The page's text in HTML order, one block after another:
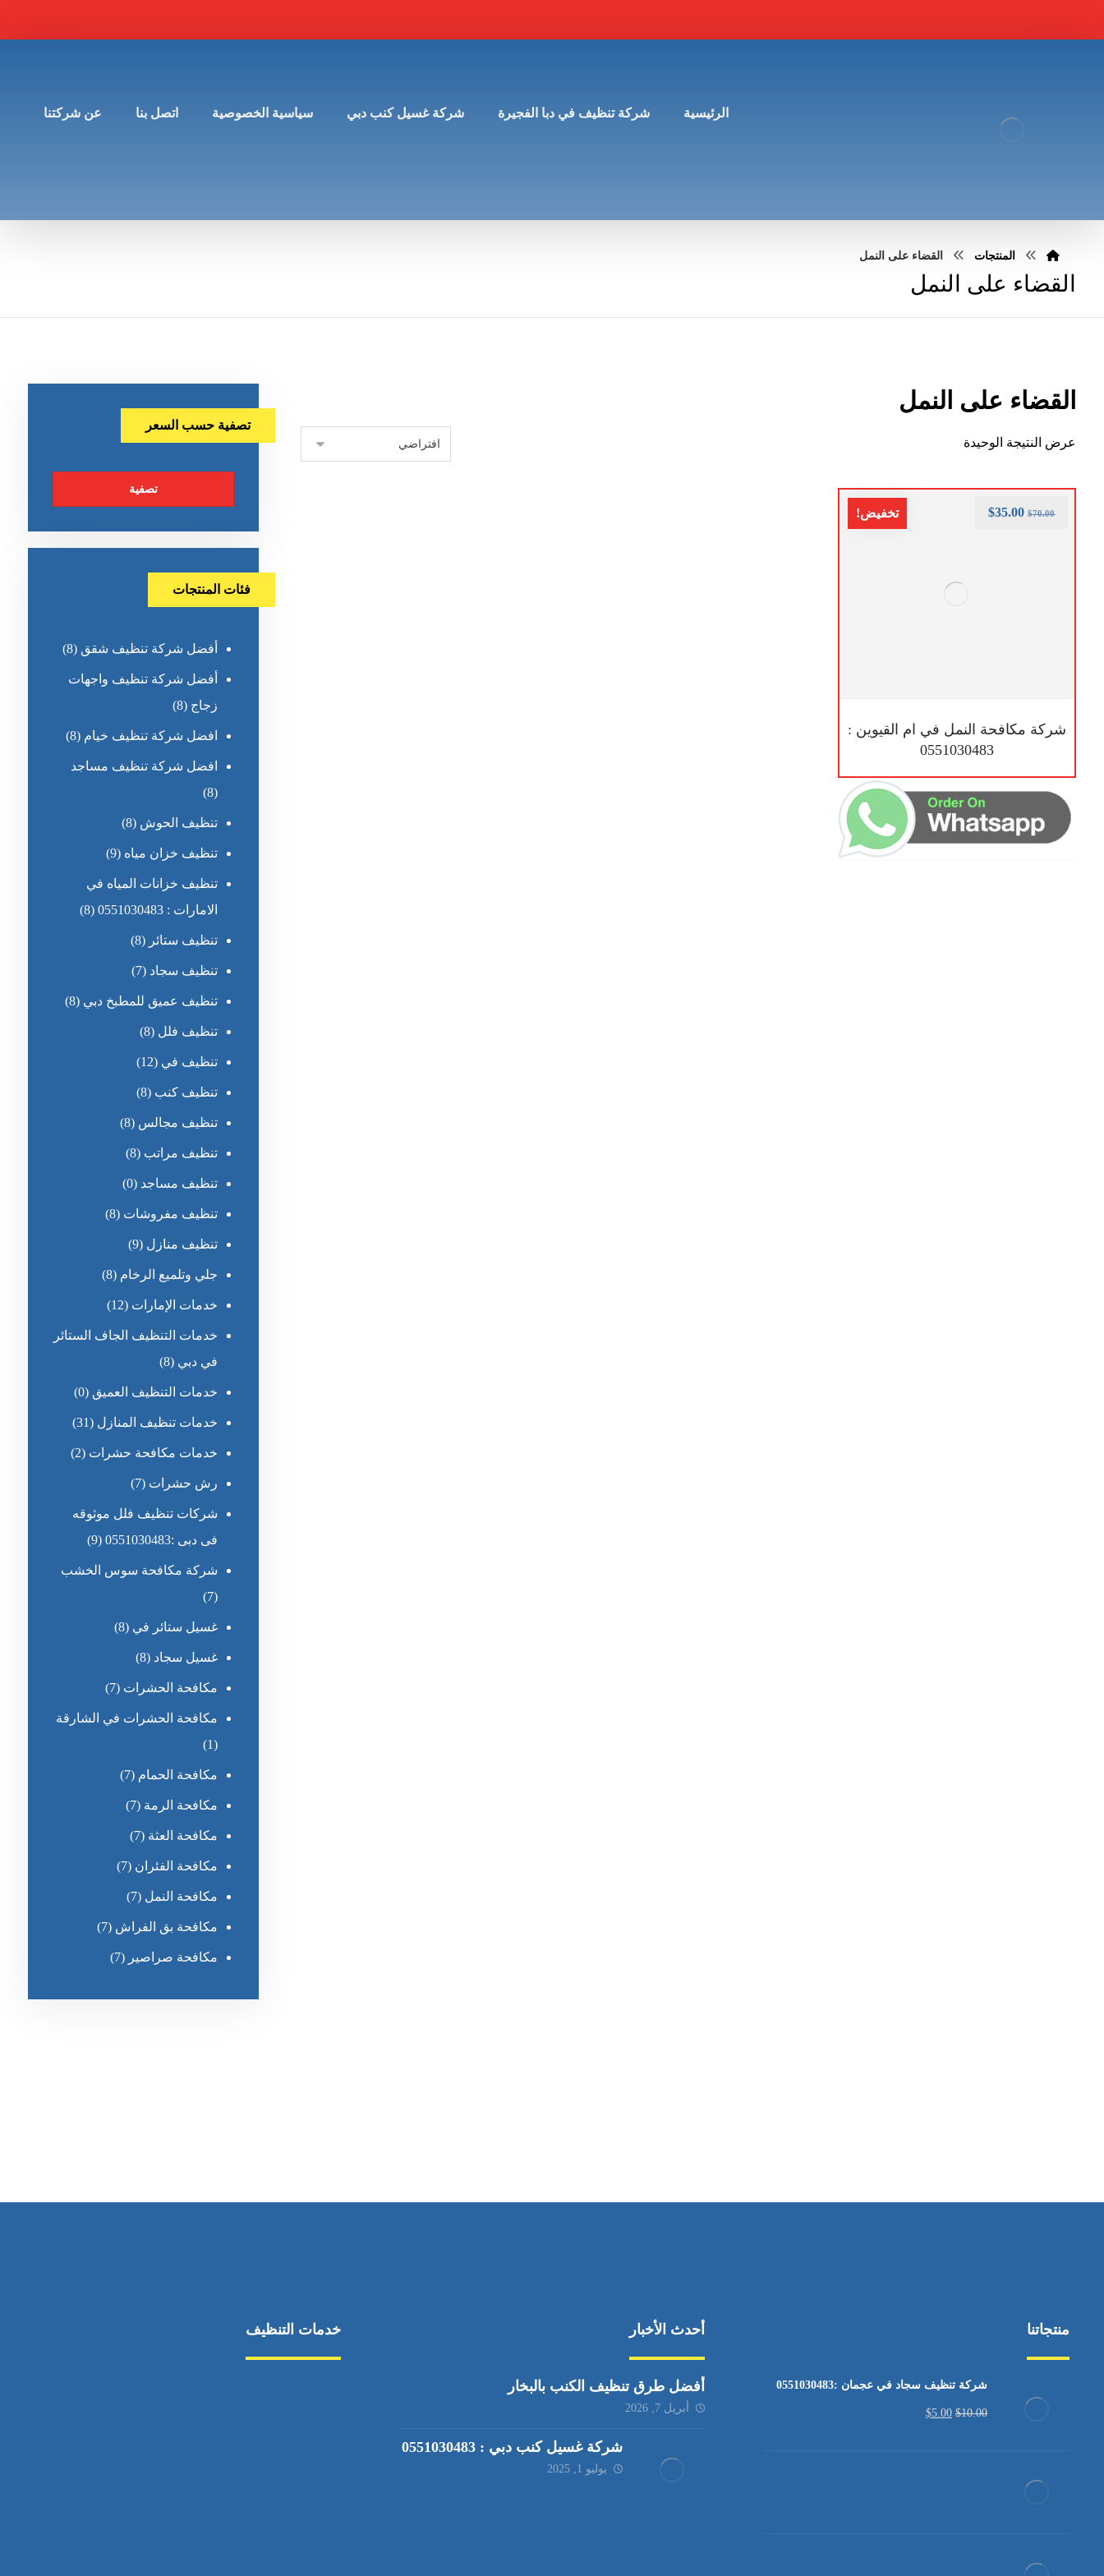
الرئيسية شركة تنظيف في دبا الفجيرة شركة غسيل كنب دبي سياسية الخصوصية اتصل بنا عن شركتنا
المنتجات القضاء على النمل
القضاء على النمل
القضاء على النمل
عرض النتيجة الوحيدة
تخفيض!
شركة مكافحة النمل في ام القيوين :
0551030483
$70.00
$35.00
تصفية حسب السعر
تصفية
فئات المنتجات
أفضل شركة تنظيف شقق (8)
أفضل شركة تنظيف واجهات
زجاج (8)
افضل شركة تنظيف خيام (8)
افضل شركة تنظيف مساجد
(8)
تنظيف الحوش (8)
تنظيف خزان مياه (9)
تنظيف خزانات المياه في
الامارات : 0551030483
(8)
تنظيف ستائر (8)
تنظيف سجاد (7)
تنظيف عميق للمطبخ دبي (8)
تنظيف فلل (8)
تنظيف في (12)
تنظيف كنب (8)
تنظيف مجالس (8)
تنظيف مراتب (8)
تنظيف مساجد (0)
تنظيف مفروشات (8)
تنظيف منازل (9)
جلي وتلميع الرخام (8)
خدمات الإمارات (12)
خدمات التنظيف الجاف الستائر
في دبي (8)
خدمات التنظيف العميق (0)
خدمات تنظيف المنازل (31)
خدمات مكافحة حشرات (2)
رش حشرات (7)
شركات تنظيف فلل موثوقه
فى دبى :0551030483
(9)
شركة مكافحة سوس الخشب
(7)
غسيل ستائر في (8)
غسيل سجاد (8)
مكافحة الحشرات (7)
مكافحة الحشرات في الشارقة
(1)
مكافحة الحمام (7)
مكافحة الرمة (7)
مكافحة العثة (7)
مكافحة الفئران (7)
مكافحة النمل (7)
مكافحة بق الفراش (7)
مكافحة صراصير (7)
منتجاتنا
شركة تنظيف سجاد في عجمان :0551030483
$10.00
$5.00
أحدث الأخبار
أفضل طرق تنظيف الكنب بالبخار
أبريل 7, 2026
شركة غسيل كنب دبي : 0551030483
يوليو 1, 2025
خدمات التنظيف